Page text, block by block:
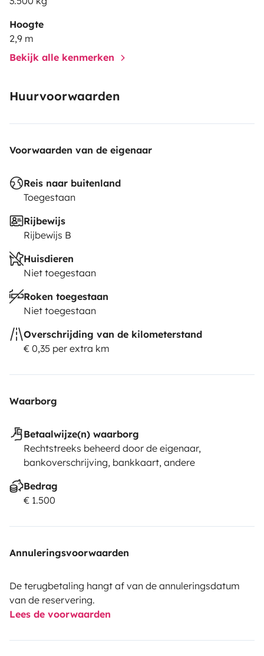
Hoogte
2,9 m
Bekijk alle kenmerken
Huurvoorwaarden
Voorwaarden van de eigenaar
Reis naar buitenland
Toegestaan
Rijbewijs
Rijbewijs B
Huisdieren
Niet toegestaan
Roken toegestaan
Niet toegestaan
Overschrijding van de kilometerstand
€ 0,35 per extra km
Waarborg
Betaalwijze(n) waarborg
Rechtstreeks beheerd door de eigenaar,
bankoverschrijving, bankkaart, andere
Bedrag
€ 1.500
Annuleringsvoorwaarden
De terugbetaling hangt af van de annuleringsdatum
van de reservering.
Lees de voorwaarden